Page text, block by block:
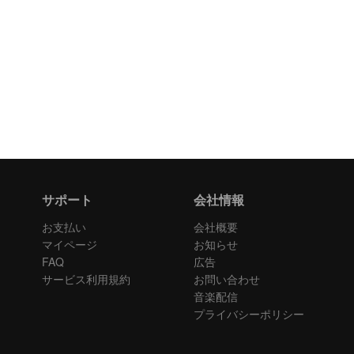
サポート
お支払い
マイページ
FAQ
サービス利用規約
会社情報
会社概要
お知らせ
広告
お問い合わせ
音楽配信
プライバシーポリシー